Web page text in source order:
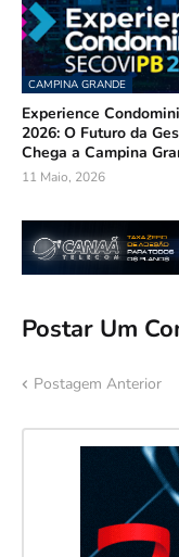
CAMPINA GRANDE
Experience
2026: O Futuro da
Chega a Campina
11 Maio, 2026
Postar Um
Postagem Anterior